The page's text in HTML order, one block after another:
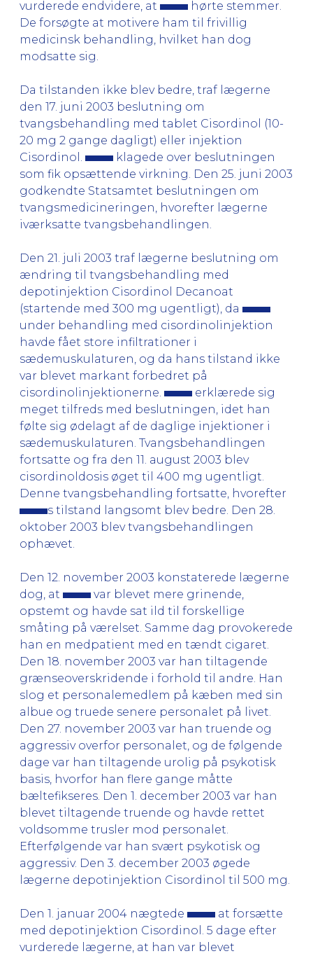
vurderede endvidere, at
hørte stemmer.
De forsøgte at motivere ham til frivillig
medicinsk behandling, hvilket han dog
modsatte sig.
Da tilstanden ikke blev bedre, traf lægerne
den 17. juni 2003 beslutning om
tvangsbehandling med tablet Cisordinol (10-
20 mg 2 gange dagligt) eller injektion
Cisordinol.
klagede over beslutningen
som fik opsættende virkning. Den 25. juni 2003
godkendte Statsamtet beslutningen om
tvangsmedicineringen, hvorefter lægerne
iværksatte tvangsbehandlingen.
Den 21. juli 2003 traf lægerne beslutning om
ændring til tvangsbehandling med
depotinjektion Cisordinol Decanoat
(startende med 300 mg ugentligt), da
under behandling med cisordinolinjektion
havde fået store infiltrationer i
sædemuskulaturen, og da hans tilstand ikke
var blevet markant forbedret på
cisordinolinjektionerne.
erklærede sig
meget tilfreds med beslutningen, idet han
følte sig ødelagt af de daglige injektioner i
sædemuskulaturen. Tvangsbehandlingen
fortsatte og fra den 11. august 2003 blev
cisordinoldosis øget til 400 mg ugentligt.
Denne tvangsbehandling fortsatte, hvorefter
s tilstand langsomt blev bedre. Den 28.
oktober 2003 blev tvangsbehandlingen
ophævet.
Den 12. november 2003 konstaterede lægerne
dog, at
var blevet mere grinende,
opstemt og havde sat ild til forskellige
småting på værelset. Samme dag provokerede
han en medpatient med en tændt cigaret.
Den 18. november 2003 var han tiltagende
grænseoverskridende i forhold til andre. Han
slog et personalemedlem på kæben med sin
albue og truede senere personalet på livet.
Den 27. november 2003 var han truende og
aggressiv overfor personalet, og de følgende
dage var han tiltagende urolig på psykotisk
basis, hvorfor han flere gange måtte
bæltefikseres. Den 1. december 2003 var han
blevet tiltagende truende og havde rettet
voldsomme trusler mod personalet.
Efterfølgende var han svært psykotisk og
aggressiv. Den 3. december 2003 øgede
lægerne depotinjektion Cisordinol til 500 mg.
Den 1. januar 2004 nægtede
at forsætte
med depotinjektion Cisordinol. 5 dage efter
vurderede lægerne, at han var blevet